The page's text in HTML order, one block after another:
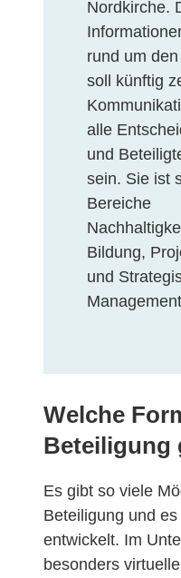
Nordkirche.
rund um
soll künftig
alle
und
sein. Sie ist
Bereiche
Bildung,
und
Welche
Beteiligung
Es gibt so viele
Beteiligung und
entwickelt. Im
besonders